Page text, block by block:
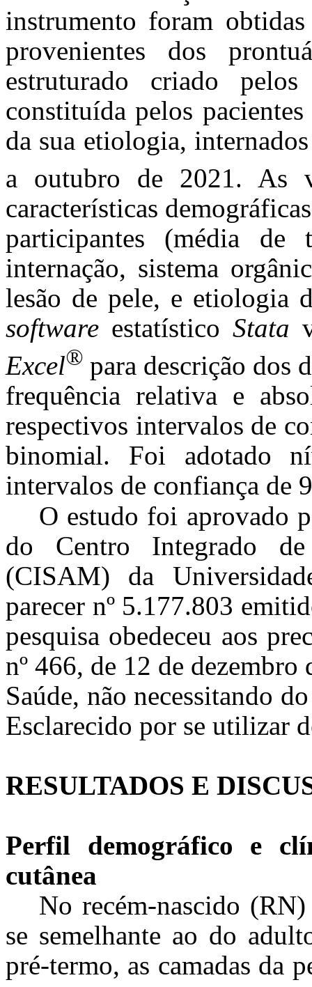
instrumento foram
provenientes dos
estruturado criado
constituída pelos
da sua etiologia,
a outubro de 2021. As
características
participantes (média de
internação, sistema
lesão de pele, e etiologia
software estatísticoStata
Excel® para descrição dos
frequência relativa e
respectivos intervalos de
binomial. Foi adotado
intervalos de confiança de
O estudo foi aprovado
do Centro Integrado
(CISAM) da
parecer nº 5.177.803
pesquisa obedeceu aos
nº 466, de 12 de
Saúde, não necessitando
Esclarecido por se utilizar
RESULTADOS E
Perfil demográfico e
cutânea
No recém-nascido
se semelhante ao do
pré-termo, as camadas da